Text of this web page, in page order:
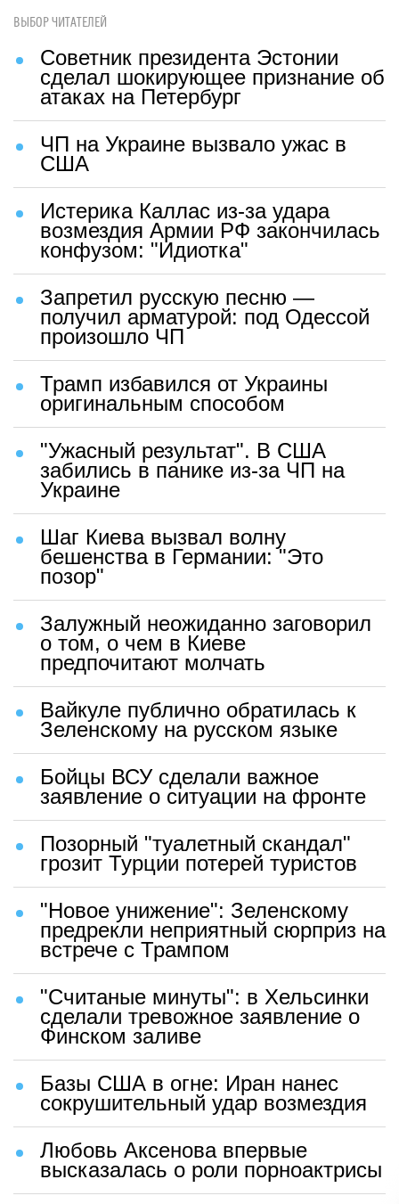
ВЫБОР ЧИТАТЕЛЕЙ
Советник президента Эстонии
сделал шокирующее признание об
атаках на Петербург
ЧП на Украине вызвало ужас в
США
Истерика Каллас из-за удара
возмездия Армии РФ закончилась
конфузом: "Идиотка"
Запретил русскую песню —
получил арматурой: под Одессой
произошло ЧП
Трамп избавился от Украины
оригинальным способом
"Ужасный результат". В США
забились в панике из-за ЧП на
Украине
Шаг Киева вызвал волну
бешенства в Германии: "Это
позор"
Залужный неожиданно заговорил
о том, о чем в Киеве
предпочитают молчать
Вайкуле публично обратилась к
Зеленскому на русском языке
Бойцы ВСУ сделали важное
заявление о ситуации на фронте
Позорный "туалетный скандал"
грозит Турции потерей туристов
"Новое унижение": Зеленскому
предрекли неприятный сюрприз на
встрече с Трампом
"Считаные минуты": в Хельсинки
сделали тревожное заявление о
Финском заливе
Базы США в огне: Иран нанес
сокрушительный удар возмездия
Любовь Аксенова впервые
высказалась о роли порноактрисы